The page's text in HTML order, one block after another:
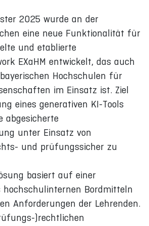
2025 wurde an der
eine neue Funktionalität für
und etablierte
EXaHM entwickelt, das auch
Hochschulen für
im Einsatz ist. Ziel
eines generativen KI-Tools
abgesicherte
unter Einsatz von
und prüfungssicher zu
basiert auf einer
hochschulinternen Bordmitteln
Anforderungen der Lehrenden.
)rechtlichen